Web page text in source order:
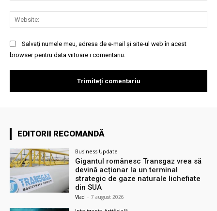
Salvați numele meu, adresa de e-mail și site-ul web în acest
browser pentru data viitoare i comentariu.
EDITORII RECOMANDĂ
Business Update
Gigantul românesc Transgaz vrea să
devină acționar la un terminal
strategic de gaze naturale lichefiate
din SUA
Vlad - 7 august 2026